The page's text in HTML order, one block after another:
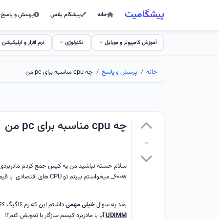
پیشگامیت خانه پیشگام پلاس پرسش و پاسخ
آموزش کامپیوتر و موبایل تکنولوژی نرم افزار و اپلیکیشن
خانه پرسش و پاسخ چه cpu مناسبه برای pc من
-
چه cpu مناسبه برای pc من
۶۰۰w_ میخواستم ببینم تو CPU های اقتصادی با قیمت پایین چه مدل CPU مناسبه واسه این سیستم؟
بعد یه سوالخیلی مهمیداشتم این که رم ۱۶گیگ ۲۶۶۶ گیگاهرتز که دارم از نوع
UDIMMآیا با مادربرد کیسم سازگار یا تعویض کنم؟!